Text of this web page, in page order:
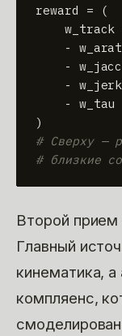
reward = (
-
-
-
-
# Сверху —
# близкие
Второй
Главный
кинематика,
компляенс,